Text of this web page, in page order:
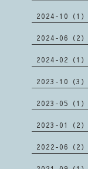
2024-10（1）
2024-06（2）
2024-02（1）
2023-10（3）
2023-05（1）
2023-01（2）
2022-06（2）